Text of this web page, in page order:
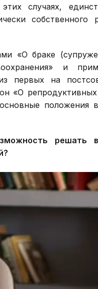
случаях,
собственного
«О браке
и
первых на
«О
положения
решать